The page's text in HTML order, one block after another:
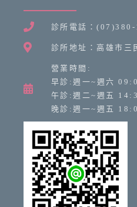
診所電話：(07)380-
診所地址：高雄市
營業時間:
早診:週一~週六
午診:週二~週五
晚診:週一~週五